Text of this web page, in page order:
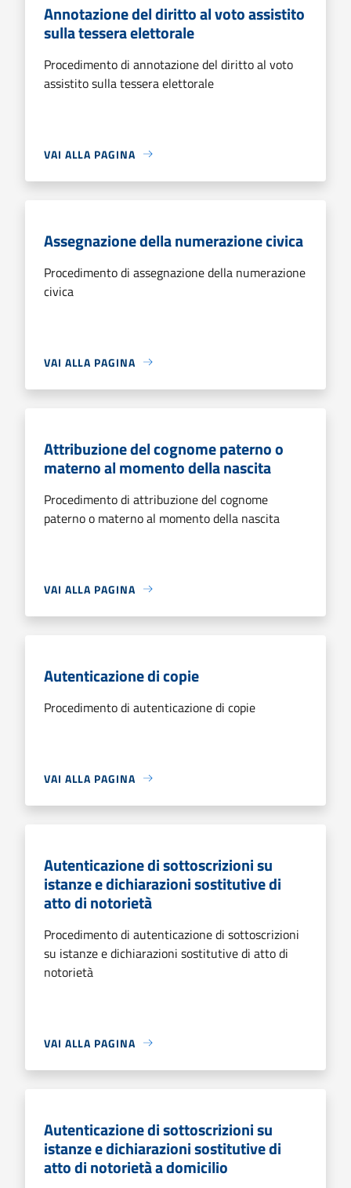
Annotazione del diritto al voto assistito
sulla tessera elettorale
Procedimento di annotazione del diritto al voto
assistito sulla tessera elettorale
VAI ALLA PAGINA
Assegnazione della numerazione civica
Procedimento di assegnazione della numerazione
civica
VAI ALLA PAGINA
Attribuzione del cognome paterno o
materno al momento della nascita
Procedimento di attribuzione del cognome
paterno o materno al momento della nascita
VAI ALLA PAGINA
Autenticazione di copie
Procedimento di autenticazione di copie
VAI ALLA PAGINA
Autenticazione di sottoscrizioni su
istanze e dichiarazioni sostitutive di
atto di notorietà
Procedimento di autenticazione di sottoscrizioni
su istanze e dichiarazioni sostitutive di atto di
notorietà
VAI ALLA PAGINA
Autenticazione di sottoscrizioni su
istanze e dichiarazioni sostitutive di
atto di notorietà a domicilio